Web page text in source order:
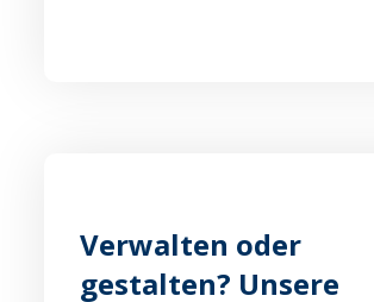
Verwalten oder
gestalten? Unsere